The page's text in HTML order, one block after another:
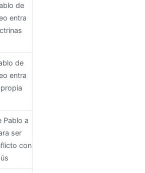
de
entra
de
entra
Pablo a
ser
con